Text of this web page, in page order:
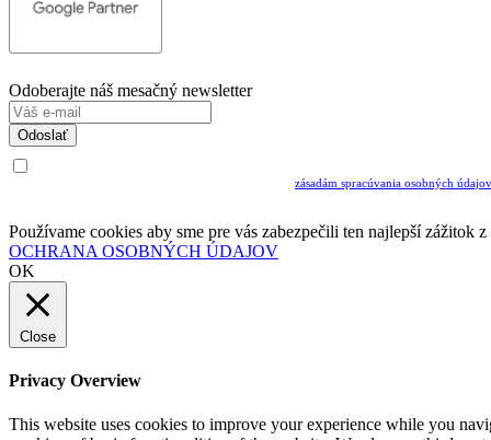
Odoberajte náš mesačný newsletter
Odoslať
zásadám spracúvania osobných
Používame cookies aby sme pre vás zabezpečili ten najlepší
OCHRANA OSOBNÝCH ÚDAJOV
OK
Close
Privacy Overview
This website uses cookies to improve your experience while you